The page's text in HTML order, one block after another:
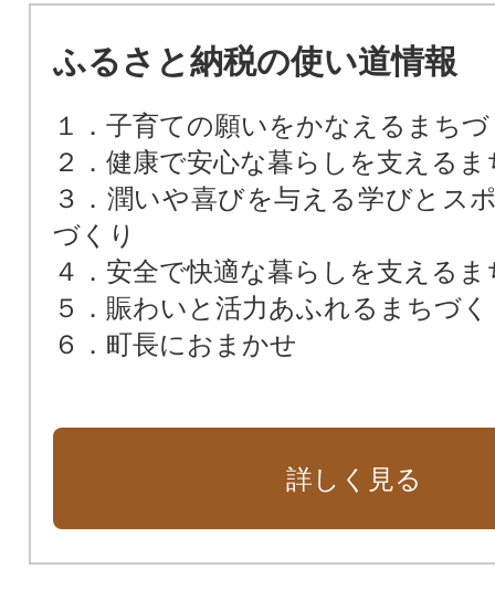
ふるさと納税の使い道情報
１．子育ての願いをかなえるまち
２．健康で安心な暮らしを支える
３．潤いや喜びを与える学びとス
づくり
４．安全で快適な暮らしを支える
５．賑わいと活力あふれるまちづ
６．町長におまかせ
詳しく見る